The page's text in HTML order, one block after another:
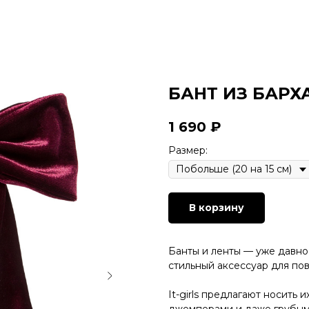
БАНТ ИЗ
1 690 ₽
Размер:
В корзину
Банты и ленты — уже давно
стильный аксессуар для
It-girls предлагают носить